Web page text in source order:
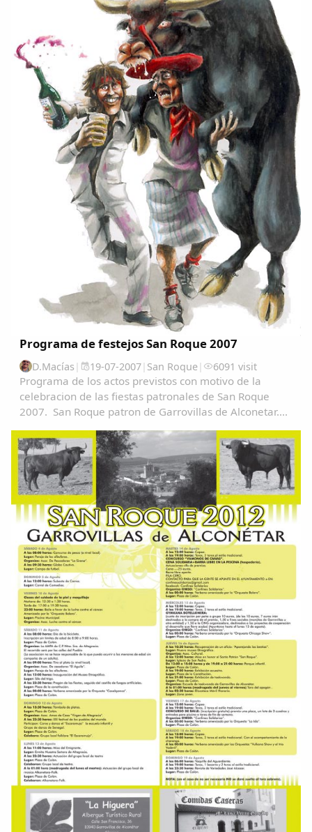
Programa de festejos San Roque 2007
D.Macías | 19-07-2007| San Roque| 6091 visit
Programa de los actos previstos con motivo de la
celebracion de las fiestas patronales de San Roque
2007. San Roque patron de Garrovillas de Alconetar....
Comparte
Compartir en Facebook
Compartir en Twitter